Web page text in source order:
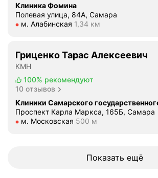
Клиника Фомина
Полевая улица, 84А, Самара
Метро м. Алабинская Расстояние 1,34 км
м. Алабинская 1,34 км
Гриценко Тарас Алексеевич
КМН
100% рекомендуют
10 отзывов
Проспект Карла Маркса, 165Б, Самара
Метро м. Московская Расстояние 500 м
м. Московская 500 м
Показать ещё